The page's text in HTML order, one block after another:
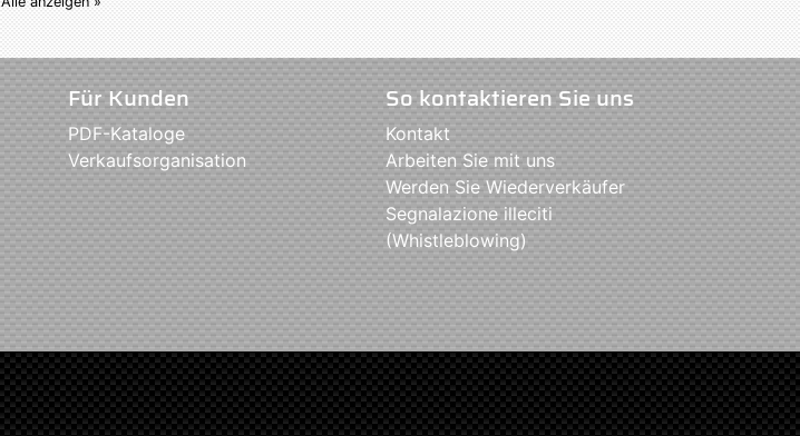
Für Kunden
PDF-Kataloge
Verkaufsorganisation
So kontaktieren Sie uns
Kontakt
Arbeiten Sie mit uns
Werden Sie Wiederverkäufer
Segnalazione illeciti
(Whistleblowing)